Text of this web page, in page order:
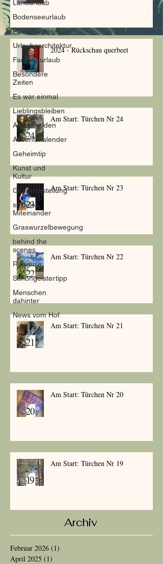
Landurlaub
Bodenseeurlaub
Pauschalangebot
Urlaubsarchitektur
Familienurlaub
Besondere
Zeiten
Es war einmal
Lieblingsbleiben
Alltagshelden
Adventskalender
Geheimtip
Kunst und
Kultur
Gästevorstellung
soziales
Miteinander
Graswurzelbewegung
behind the
scenes
Radreise
Schöngeistertipp
Menschen
dahinter
News vom Hof
2024 - Rückschau querbeet
Am Start: Türchen Nr 24
Am Start: Türchen Nr 23
Am Start: Türchen Nr 22
Am Start: Türchen Nr 21
Am Start: Türchen Nr 20
Am Start: Türchen Nr 19
Archiv
Februar 2026 (1)
April 2025 (1)